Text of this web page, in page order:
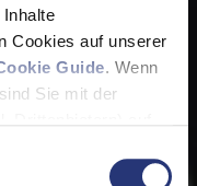
Cookies auf unserer
Guide. Wenn
Sie mit der
und
Angebot flexibel und
Sie jetzt!